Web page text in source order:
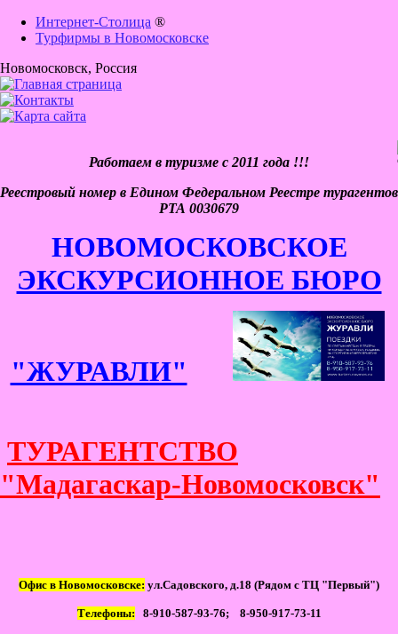
Интернет-Столица ®
Турфирмы в Новомосковске
Новомосковск, Россия
Работаем в туризме с 2011 года !!!
Реестровый номер в Едином Федеральном Реестре турагентов
РТА 0030679
НОВОМОСКОВСКОЕ
ЭКСКУРСИОННОЕ БЮРО
"ЖУРАВЛИ"
ТУРАГЕНТСТВО
"Мадагаскар-Новомосковск"
Офис в Новомосковске: ул.Садовского, д.18 (Рядом с ТЦ "Первый")
Телефоны: 8-910-587-93-76; 8-950-917-73-11